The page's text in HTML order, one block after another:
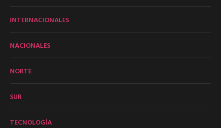
INTERNACIONALES
NACIONALES
NORTE
SUR
TECNOLOGÍA